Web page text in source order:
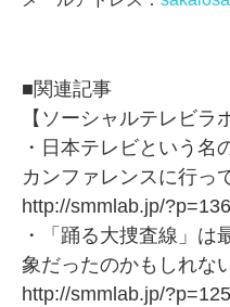
■関連記事
【ソーシャルテレビラ
・日本テレビという名
カンファレンスに行っ
http://smmlab.jp/
・「踊る大捜査線」は
象だったのかもしれな
http://smmlab.jp/